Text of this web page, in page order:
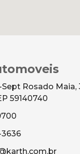
Sept Rosado
59140740
3636